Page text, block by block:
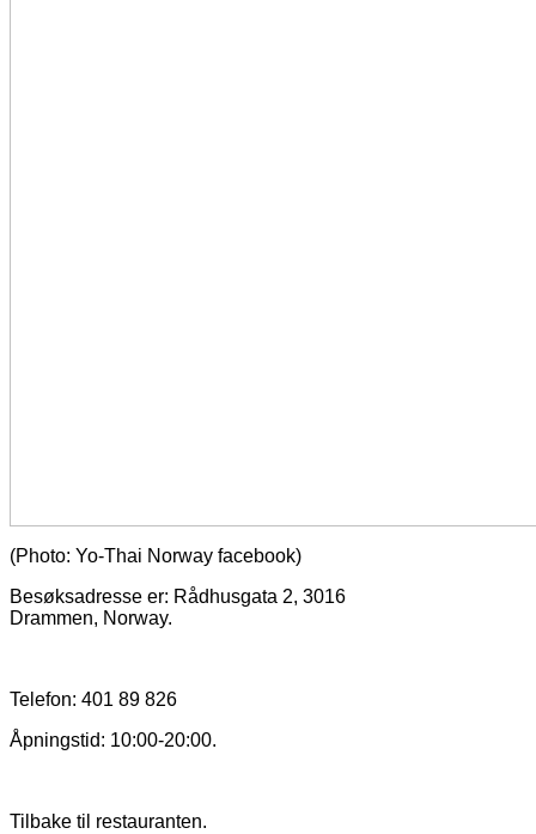
(Photo: Yo-Thai Norway facebook)
Besøksadresse er: Rådhusgata 2, 3016
Drammen, Norway.
Telefon: 401 89 826
Åpningstid: 10:00-20:00.
Tilbake til restauranten.